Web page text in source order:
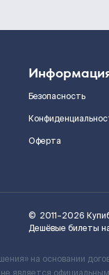
Безопасность
Оферта
© 2011–2026
Дешёвые билеты
на основании